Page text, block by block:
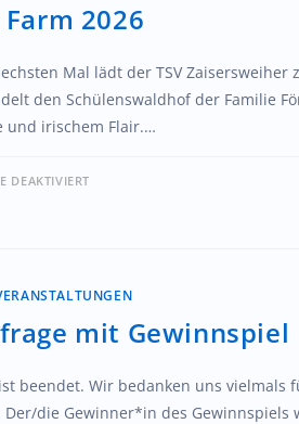
2026
Mal lädt der TSV Zaisersweiher
den Schülenswaldhof der Familie
und irischem Flair.…
DEAKTIVIERT
mit Gewinnspiel
beendet. Wir bedanken uns vielmals
Der/die Gewinner*in des